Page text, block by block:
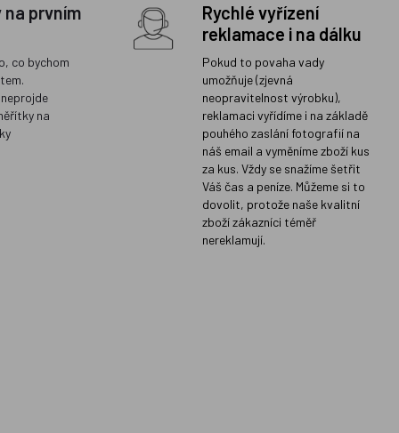
na prvním
co bychom
na
Rychlé vyřízení
reklamace i na dálku
Pokud to povaha vady
umožňuje (zjevná
neopravitelnost výrobku),
reklamaci vyřídíme i na základě
pouhého zaslání fotografií na
náš email a vyměníme zboží kus
za kus. Vždy se snažíme šetřit
Váš čas a peníze. Můžeme si to
dovolit, protože naše kvalitní
zboží zákazníci téměř
nereklamují.